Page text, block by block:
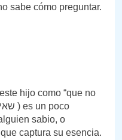
sabe cómo preguntar.
hijo como “que no
sabio, o
captura su esencia.